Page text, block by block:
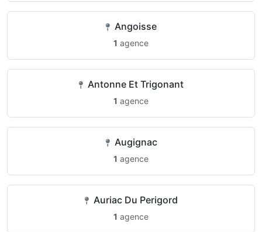
Angoisse
1 agence
Antonne Et Trigonant
1 agence
Augignac
1 agence
Auriac Du Perigord
1 agence